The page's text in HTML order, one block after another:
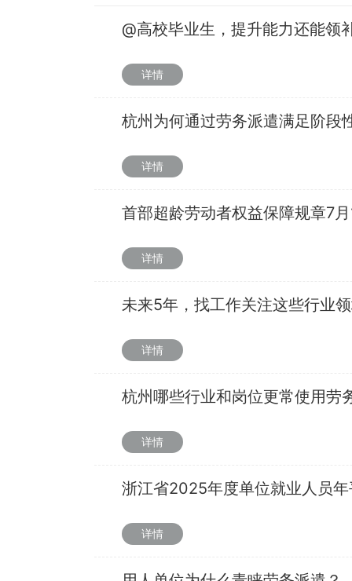
@高校毕业生，提升能力还能领
详情
杭州为何通过劳务派遣满足阶段
详情
首部超龄劳动者权益保障规章7
详情
未来5年，找工作关注这些行业
详情
杭州哪些行业和岗位更常使用劳
详情
浙江省2025年度单位就业人员
详情